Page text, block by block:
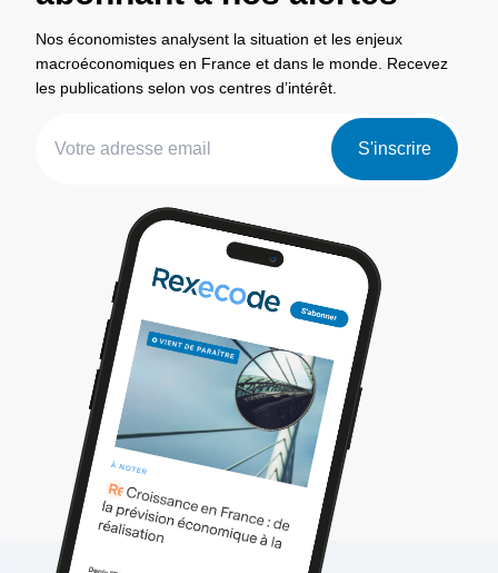
Nos économistes analysent la situation et les enjeux
macroéconomiques en France et dans le monde. Recevez
les publications selon vos centres d’intérêt.
S'inscrire